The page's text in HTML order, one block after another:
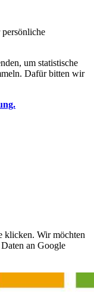
um statistische
Dafür bitten wir
klicken. Wir möchten
an Google